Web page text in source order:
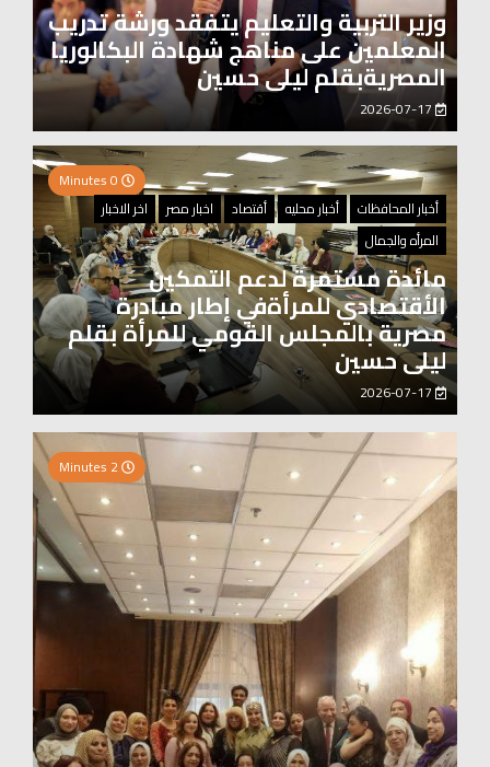
وزير التربية والتعليم يتفقد ورشة تدريب
المعلمين على مناهج شهادة البكالوريا
المصريةبقلم ليلى حسين
أخبار المحافظات
أخبار محليه أقتصاد اخبار مصر
اخر الاخبار
المرأه والجمال
مائدة مستمرة لدعم التمكين
الأقتصادي للمرأةفي إطار مبادرة
مصرية بالمجلس القومي للمرأة بقلم
ليلى حسين
2026-07-17